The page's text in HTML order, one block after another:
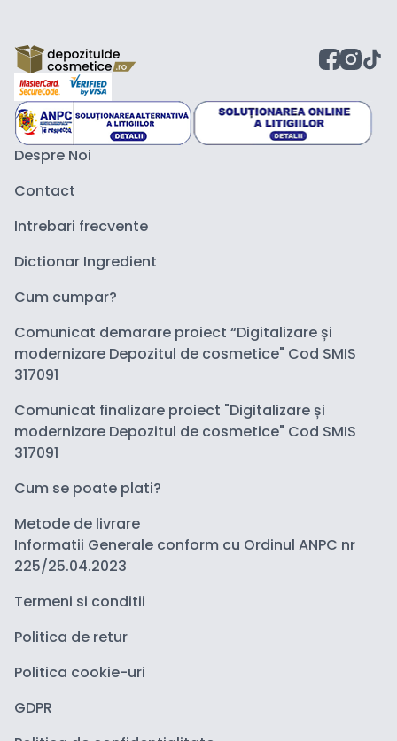
Despre Noi
Contact
Intrebari frecvente
Dictionar Ingredient
Cum cumpar?
Comunicat demarare proiect “Digitalizare și
modernizare Depozitul de cosmetice" Cod SMIS
317091
Comunicat finalizare proiect "Digitalizare și
modernizare Depozitul de cosmetice" Cod SMIS
317091
Cum se poate plati?
Metode de livrare
Informatii Generale conform cu Ordinul ANPC nr
225/25.04.2023
Termeni si conditii
Politica de retur
Politica cookie-uri
GDPR